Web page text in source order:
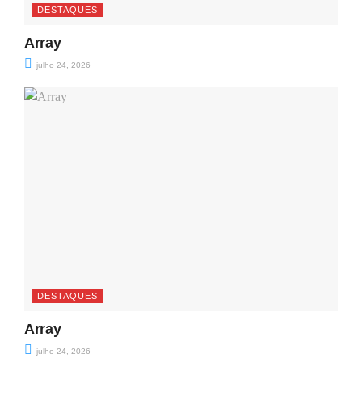
DESTAQUES
Array
julho 24, 2026
DESTAQUES
Array
julho 24, 2026